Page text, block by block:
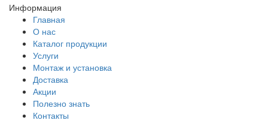
Информация
Главная
О нас
Каталог продукции
Услуги
Монтаж и установка
Доставка
Акции
Полезно знать
Контакты